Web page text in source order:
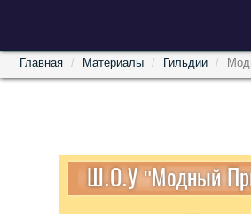
Главная Материалы Гильдии
Ш.О.У "Модный